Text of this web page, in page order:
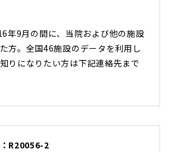
年9月の間に、当院および他の施設
方。全国46施設のデータを利用し
りになりたい方は下記連絡先まで
R20056-2